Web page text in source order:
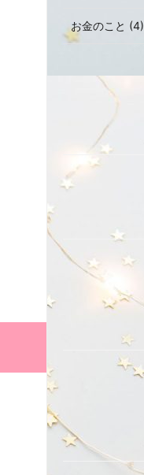
お金のこと (4)